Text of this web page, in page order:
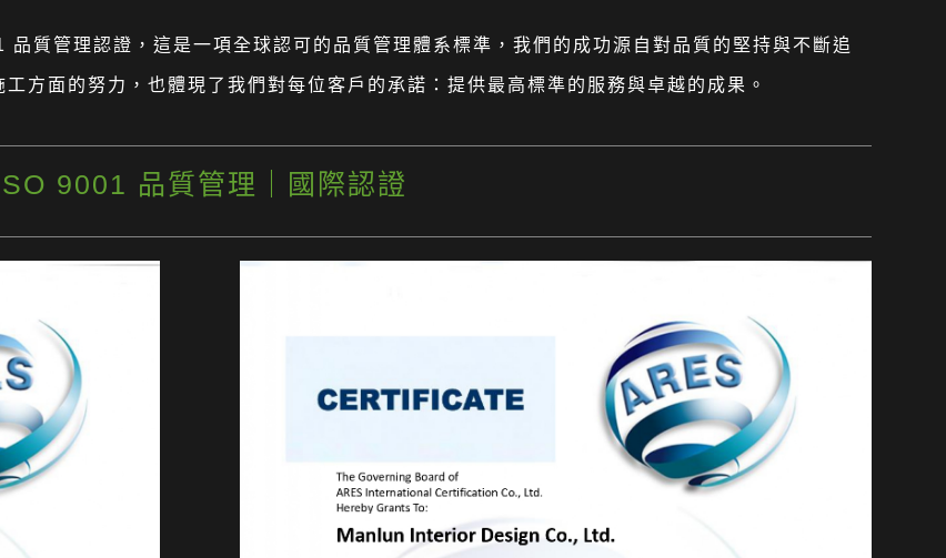
質管理認證，這是一項全球認可的品質管理體系標準，我們的成功源自對品質的堅持與不斷追
方面的努力，也體現了我們對每位客戶的承諾：提供最高標準的服務與卓越的成果。
9001 品質管理｜國際認證